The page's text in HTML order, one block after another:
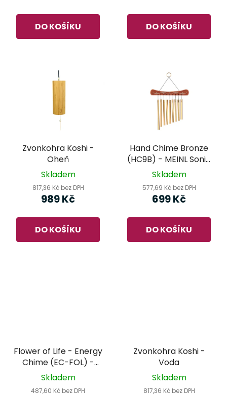
DO KOŠÍKU DO KOŠÍKU
Zvonkohra Koshi -
Oheň
Skladem
817,36 Kč bez DPH
989 Kč
DO KOŠÍKU
Hand Chime Bronze
(HC9B) - MEINL Sonic
Energy - zvonkohra
Skladem
577,69 Kč bez DPH
699 Kč
DO KOŠÍKU
Flower of Life - Energy
Chime (EC-FOL) -
MEINL Sonic Energy -
Skladem
487,60 Kč bez DPH
Zvonkohra Koshi -
Voda
Skladem
817,36 Kč bez DPH